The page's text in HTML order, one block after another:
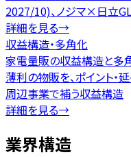
2027/10)、ノジマ×日立
詳細を見る→
収益構造・多角化
家電量販の収益構造と多
薄利の物販を、ポイント・
周辺事業で補う収益構造
詳細を見る→
業界構造